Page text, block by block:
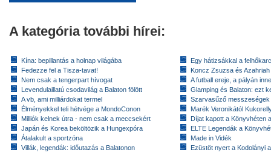
A kategória további hírei:
Kína: bepillantás a holnap világába
Fedezze fel a Tisza-tavat!
Nem csak a tengerpart hívogat
Levendulaillatú csodavilág a Balaton fölött
A vb, ami milliárdokat termel
Élményekkel teli hétvége a MondoConon
Milliók kelnek útra - nem csak a meccsekért
Japán és Korea beköltözik a Hungexpóra
Átalakult a sportzóna
Villák, legendák: időutazás a Balatonon
Egy hátizsákkal a
Koncz Zsuzsa és
A futball ereje, a pályán
Glamping és Balaton: ezt
Szarvasűző messzeségek
Marék Veronikától
Díjat kapott a Könyvhéten
ELTE Legendák a
Made in Vidék
Ezüstöt nyert a Kodolányi